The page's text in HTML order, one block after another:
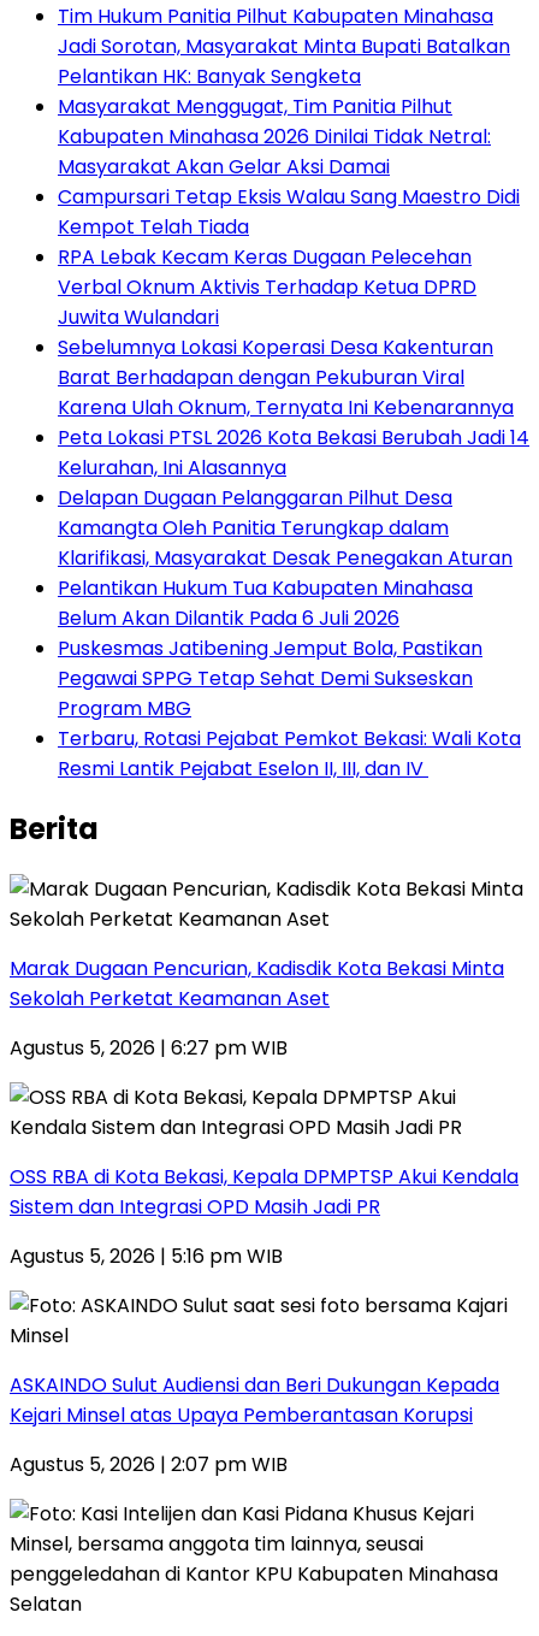
Tim Hukum Panitia Pilhut Kabupaten Minahasa
Jadi Sorotan, Masyarakat Minta Bupati Batalkan
Pelantikan HK: Banyak Sengketa
Masyarakat Menggugat, Tim Panitia Pilhut
Kabupaten Minahasa 2026 Dinilai Tidak Netral:
Masyarakat Akan Gelar Aksi Damai
Campursari Tetap Eksis Walau Sang Maestro Didi
Kempot Telah Tiada
RPA Lebak Kecam Keras Dugaan Pelecehan
Verbal Oknum Aktivis Terhadap Ketua DPRD
Juwita Wulandari
Sebelumnya Lokasi Koperasi Desa Kakenturan
Barat Berhadapan dengan Pekuburan Viral
Karena Ulah Oknum, Ternyata Ini Kebenarannya
Peta Lokasi PTSL 2026 Kota Bekasi Berubah Jadi 14
Kelurahan, Ini Alasannya
Delapan Dugaan Pelanggaran Pilhut Desa
Kamangta Oleh Panitia Terungkap dalam
Klarifikasi, Masyarakat Desak Penegakan Aturan
Pelantikan Hukum Tua Kabupaten Minahasa
Belum Akan Dilantik Pada 6 Juli 2026
Puskesmas Jatibening Jemput Bola, Pastikan
Pegawai SPPG Tetap Sehat Demi Sukseskan
Program MBG
‎Terbaru, Rotasi Pejabat Pemkot Bekasi: Wali Kota
Resmi Lantik Pejabat Eselon II, III, dan IV ‎
Berita
‎Marak Dugaan Pencurian, Kadisdik Kota Bekasi Minta
Sekolah Perketat Keamanan Aset
Agustus 5, 2026 | 6:27 pm WIB
‎OSS RBA di Kota Bekasi, Kepala DPMPTSP Akui Kendala
Sistem dan Integrasi OPD Masih Jadi PR
Agustus 5, 2026 | 5:16 pm WIB
ASKAINDO Sulut Audiensi dan Beri Dukungan Kepada
Kejari Minsel atas Upaya Pemberantasan Korupsi
Agustus 5, 2026 | 2:07 pm WIB